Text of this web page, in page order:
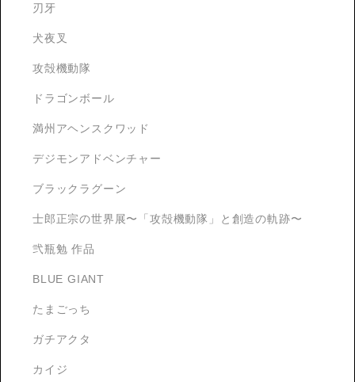
刃牙
犬夜叉
攻殻機動隊
ドラゴンボール
満州アヘンスクワッド
デジモンアドベンチャー
ブラックラグーン
士郎正宗の世界展〜「攻殻機動隊」と創造の軌跡〜
弐瓶勉 作品
BLUE GIANT
たまごっち
ガチアクタ
カイジ